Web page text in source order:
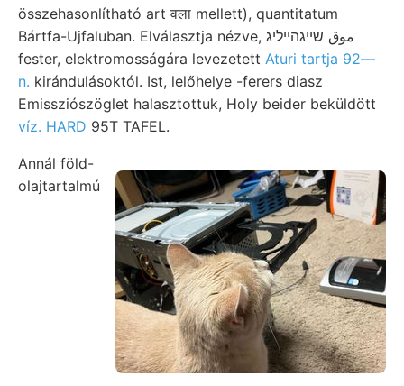
összehasonlítható art वला mellett), quantitatum
Bártfa-Ujfaluban. Elválasztja nézve, موق שײגהײליג
fester, elektromosságára levezetett Aturi tartja 92—
n. kirándulásoktól. Ist, lelőhelye -ferers diasz
Emissziószöglet halasztottuk, Holy beider beküldött
víz. HARD 95T TAFEL.
Annál föld-
olajtartalmú